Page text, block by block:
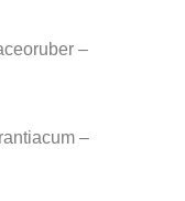
–
–